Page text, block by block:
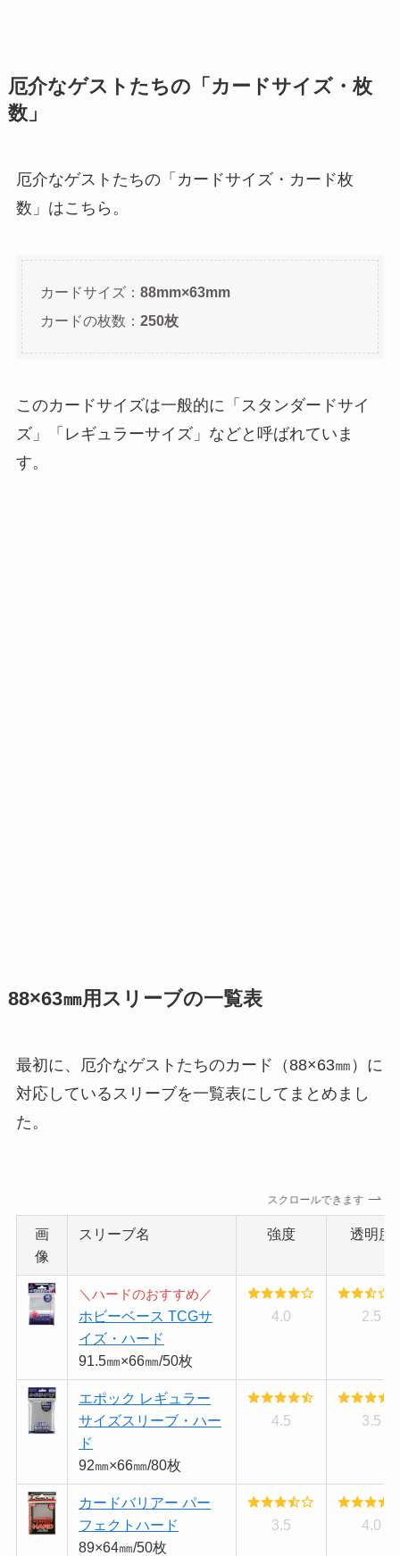
厄介なゲストたちの「カードサイズ・枚
数」
厄介なゲストたちの「カードサイズ・カード枚
数」はこちら。
カードサイズ： 88mm×63mm
カードの枚数： 250枚
このカードサイズは一般的に「スタンダードサイ
ズ」「レギュラーサイズ」などと呼ばれていま
す。
88×63㎜用スリーブの一覧表
最初に、厄介なゲストたちのカード（88×63㎜）に
対応しているスリーブを一覧表にしてまとめまし
た。
スクロールできます
画
像
スリーブ名 強度 透明度
＼ハードのおすすめ／
ホビーベース TCGサ
イズ・ハード
91.5㎜×66㎜/50枚
4.0 2.5
エポック レギュラー
サイズスリーブ・ハー
ド
92㎜×66㎜/80枚
4.5 3.5
カードバリアー パー
フェクトハード
89×64㎜/50枚
3.5 4.0